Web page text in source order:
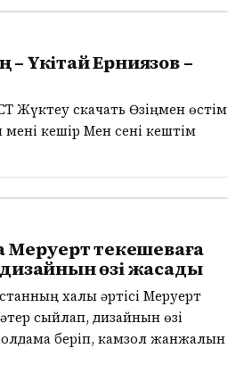
Үкітай Ерниязов –
Жүктеу скачать Өзіңмен өстім
мені кешір Мен сені кештім
Меруерт Өтекешеваға
өзі жасады
халық әртісі Меруерт
сыйлап, дизайнын өзі
беріп, камзол жанжалын